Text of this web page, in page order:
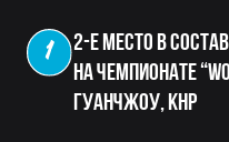
Записаться на